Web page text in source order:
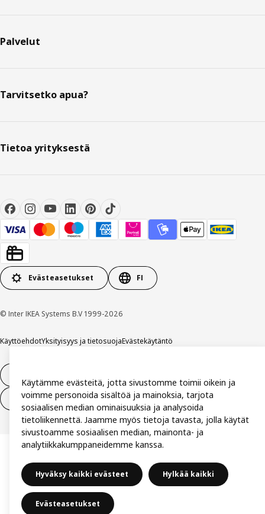
Palvelut
Tarvitsetko apua?
Tietoa yrityksestä
Evästeasetukset FI
© Inter IKEA Systems B.V 1999-2026
KäyttöehdotYksityisyys ja tietosuojaEvästekäytäntö
Peru sopimus (palvelut)
Käytämme evästeitä, jotta sivustomme toimii oikein ja
voimme personoida sisältöä ja mainoksia, tarjota
sosiaalisen median ominaisuuksia ja analysoida
tietoliikennettä. Jaamme myös tietoja tavasta, jolla käytät
sivustoamme sosiaalisen median, mainonta- ja
analytiikkakumppaneidemme kanssa.
Hyväksy kaikki evästeet Hylkää kaikki
Evästeasetukset